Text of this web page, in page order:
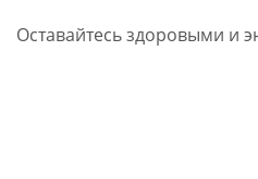
Оставайтесь здоровыми и